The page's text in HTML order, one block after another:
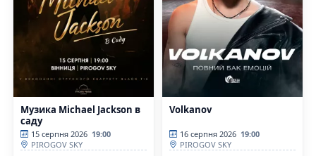
Музика Michael Jackson в
саду
15 серпня 2026 19:00
PIROGOV SKY
Volkanov
16 серпня 2026 19:00
PIROGOV SKY